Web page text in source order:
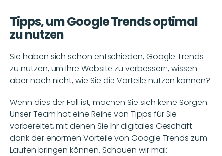
Tipps, um Google Trends optimal
zu nutzen
Sie haben sich schon entschieden, Google Trends
zu nutzen, um Ihre Website zu verbessern, wissen
aber noch nicht, wie Sie die Vorteile nutzen können?
Wenn dies der Fall ist, machen Sie sich keine Sorgen.
Unser Team hat eine Reihe von Tipps für Sie
vorbereitet, mit denen Sie Ihr digitales Geschäft
dank der enormen Vorteile von Google Trends zum
Laufen bringen können. Schauen wir mal: